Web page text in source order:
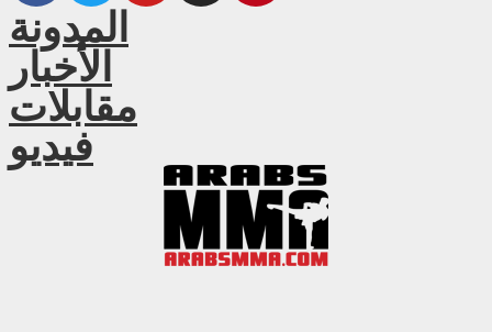
المدونة
الأخبار
مقابلات
فيديو